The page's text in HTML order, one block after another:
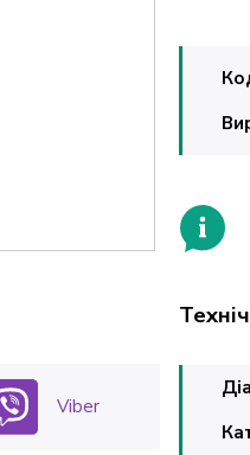
Viber